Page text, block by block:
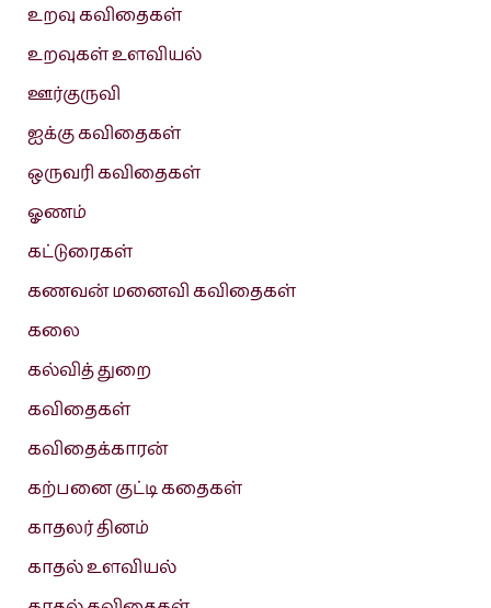
உறவு கவிதைகள்
உறவுகள் உளவியல்
ஊர்குருவி
ஐக்கு கவிதைகள்
ஒருவரி கவிதைகள்
ஓணம்
கட்டுரைகள்
கணவன் மனைவி கவிதைகள்
கலை
கல்வித் துறை
கவிதைகள்
கவிதைக்காரன்
கற்பனை குட்டி கதைகள்
காதலர் தினம்
காதல் உளவியல்